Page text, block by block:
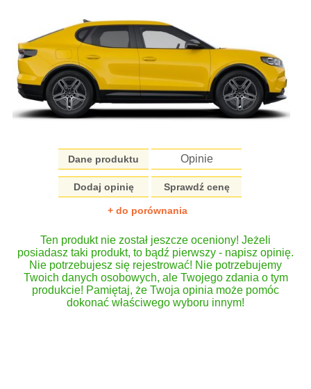
Dane produktu Opinie
Dodaj opinię Sprawdź cenę
+ do porównania
Ten produkt nie został jeszcze oceniony! Jeżeli
posiadasz taki produkt, to bądź pierwszy - napisz opinię.
Nie potrzebujesz się rejestrować! Nie potrzebujemy
Twoich danych osobowych, ale Twojego zdania o tym
produkcie! Pamiętaj, że Twoja opinia może pomóc
dokonać właściwego wyboru innym!